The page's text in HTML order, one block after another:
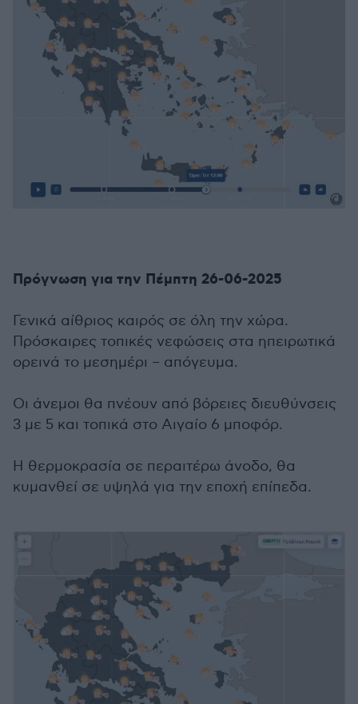
Πρόγνωση για την Πέμπτη 26-06-2025
Γενικά αίθριος καιρός σε όλη την χώρα.
Πρόσκαιρες τοπικές νεφώσεις στα ηπειρωτικά
ορεινά το μεσημέρι – απόγευμα.
Οι άνεμοι θα πνέουν από βόρειες διευθύνσεις
3 με 5 και τοπικά στο Αιγαίο 6 μποφόρ.
Η θερμοκρασία σε περαιτέρω άνοδο, θα
κυμανθεί σε υψηλά για την εποχή επίπεδα.